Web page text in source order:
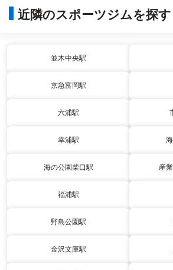
近隣のスポーツジムを探す
並木中央駅
京急富岡駅
六浦駅
幸浦駅
海の公園柴口駅 産
福浦駅
野島公園駅
金沢文庫駅